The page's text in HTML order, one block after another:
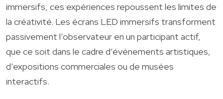
immersifs, ces expériences repoussent les limites de
la créativité. Les écrans LED immersifs transforment
passivement l’observateur en un participant actif,
que ce soit dans le cadre d’événements artistiques,
d’expositions commerciales ou de musées
interactifs.